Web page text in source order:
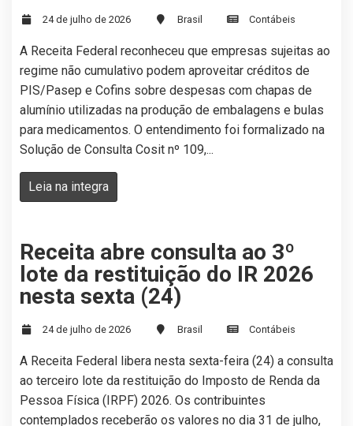
24 de julho de 2026 Brasil Contábeis
A Receita Federal reconheceu que empresas sujeitas ao
regime não cumulativo podem aproveitar créditos de
PIS/Pasep e Cofins sobre despesas com chapas de
alumínio utilizadas na produção de embalagens e bulas
para medicamentos. O entendimento foi formalizado na
Solução de Consulta Cosit nº 109,...
Leia na integra
Receita abre consulta ao 3º
lote da restituição do IR 2026
nesta sexta (24)
24 de julho de 2026 Brasil Contábeis
A Receita Federal libera nesta sexta-feira (24) a consulta
ao terceiro lote da restituição do Imposto de Renda da
Pessoa Física (IRPF) 2026. Os contribuintes
contemplados receberão os valores no dia 31 de julho,